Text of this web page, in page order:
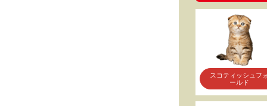
スコティッシュフ
ールド